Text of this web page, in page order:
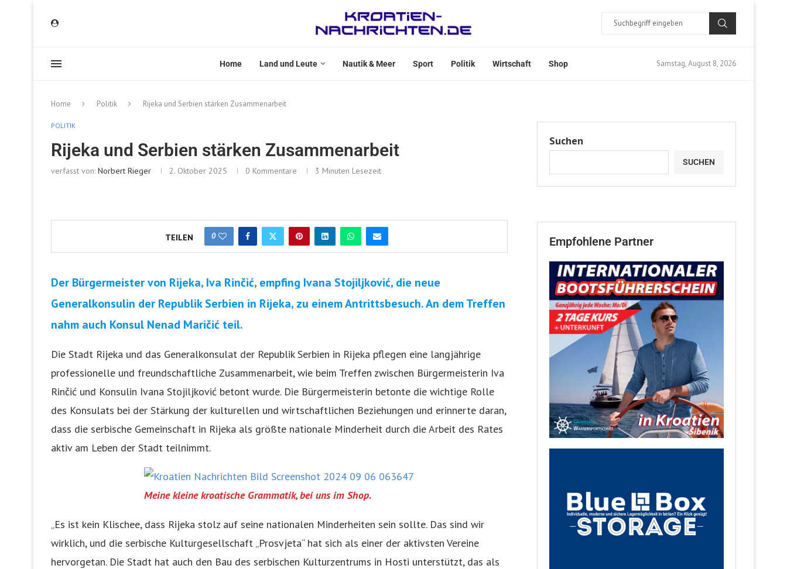
Home Land und Leute Nautik & Meer Sport Politik Wirtschaft Shop Samstag, August 8, 2026
Home Politik Rijeka und Serbien stärken Zusammenarbeit
POLITIK
Rijeka und Serbien stärken Zusammenarbeit
verfasst von: Norbert Rieger 2. Oktober 2025 0 Kommentare 3 Minuten Lesezeit
TEILEN 0
Der Bürgermeister von Rijeka, Iva Rinčić, empfing Ivana Stojiljković, die neue
Generalkonsulin der Republik Serbien in Rijeka, zu einem Antrittsbesuch. An dem Treffen
nahm auch Konsul Nenad Maričić teil.
Die Stadt Rijeka und das Generalkonsulat der Republik Serbien in Rijeka pflegen eine langjährige
professionelle und freundschaftliche Zusammenarbeit, wie beim Treffen zwischen Bürgermeisterin Iva
Rinčić und Konsulin Ivana Stojiljković betont wurde. Die Bürgermeisterin betonte die wichtige Rolle
des Konsulats bei der Stärkung der kulturellen und wirtschaftlichen Beziehungen und erinnerte daran,
dass die serbische Gemeinschaft in Rijeka als größte nationale Minderheit durch die Arbeit des Rates
aktiv am Leben der Stadt teilnimmt.
Meine kleine kroatische Grammatik, bei uns im Shop.
„Es ist kein Klischee, dass Rijeka stolz auf seine nationalen Minderheiten sein sollte. Das sind wir
wirklich, und die serbische Kulturgesellschaft „Prosvjeta“ hat sich als einer der aktivsten Vereine
hervorgetan. Die Stadt hat auch den Bau des serbischen Kulturzentrums in Hosti unterstützt, das als
Suchen
SUCHEN
Empfohlene Partner